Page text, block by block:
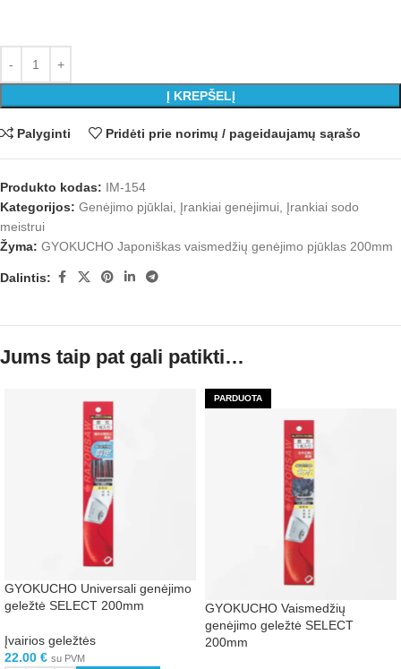
Į KREPŠELĮ
Palyginti Pridėti prie norimų / pageidaujamų sąrašo
Produkto kodas: IM-154
Kategorijos: Genėjimo pjūklai, Įrankiai genėjimui, Įrankiai sodo
meistrui
Žyma: GYOKUCHO Japoniškas vaismedžių genėjimo pjūklas 200mm
Dalintis:
Jums taip pat gali patikti…
GYOKUCHO Universali genėjimo
geležtė SELECT 200mm
Įvairios geležtės
22.00 € su PVM
PARDUOTA
GYOKUCHO Vaismedžių
genėjimo geležtė SELECT
200mm